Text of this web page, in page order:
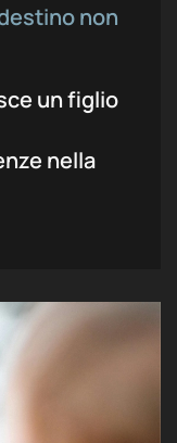
non
un figlio
nella